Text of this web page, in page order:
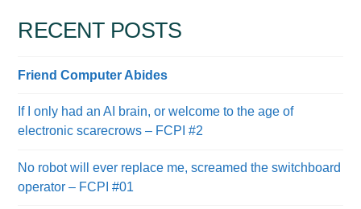
RECENT POSTS
Friend Computer Abides
If I only had an AI brain, or welcome to the age of
electronic scarecrows – FCPI #2
No robot will ever replace me, screamed the switchboard
operator – FCPI #01